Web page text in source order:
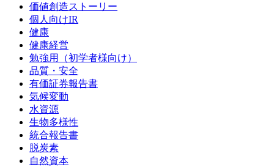
価値創造ストーリー
個人向けIR
健康
健康経営
勉強用（初学者様向け）
品質・安全
有価証券報告書
気候変動
水資源
生物多様性
統合報告書
脱炭素
自然資本